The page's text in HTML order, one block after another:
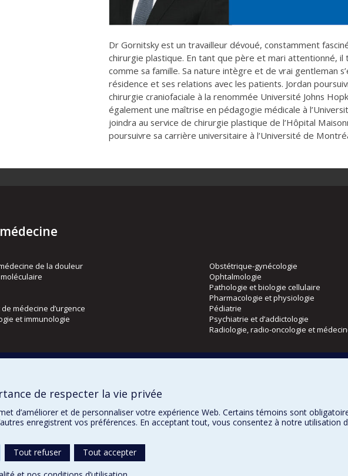
Dr Gornitsky est un travailleur dévoué, constamment
chirurgie plastique. En tant que père et mari attentionné, il
comme sa famille. Sa nature intègre et de vrai gentleman
résidence et ses relations avec les patients. Jordan
chirurgie craniofaciale à la renommée Université Johns
également une maîtrise en pédagogie médicale à
joindra au service de chirurgie plastique de l’Hôpital
poursuivre sa carrière universitaire à l’Université de
de la douleur
médecine d’urgence
et immunologie
Obstétrique-gynécologie
Ophtalmologie
Pathologie et biologie cellulaire
Pharmacologie et physiologie
Pédiatrie
Psychiatrie et d’addictologie
Radiologie, radio-oncologie et
de respecter la vie privée
d’améliorer et de personnaliser votre expérience Web. Certains témoins sont
enregistrent vos préférences. En acceptant tout, vous consentez à notre utilisation
Tout refuser
Tout accepter